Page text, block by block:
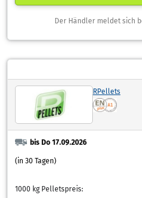
Der Händler meldet sich
RPellets
bis Do 17.09.2026
(in 30 Tagen)
1000 kg Pelletspreis: